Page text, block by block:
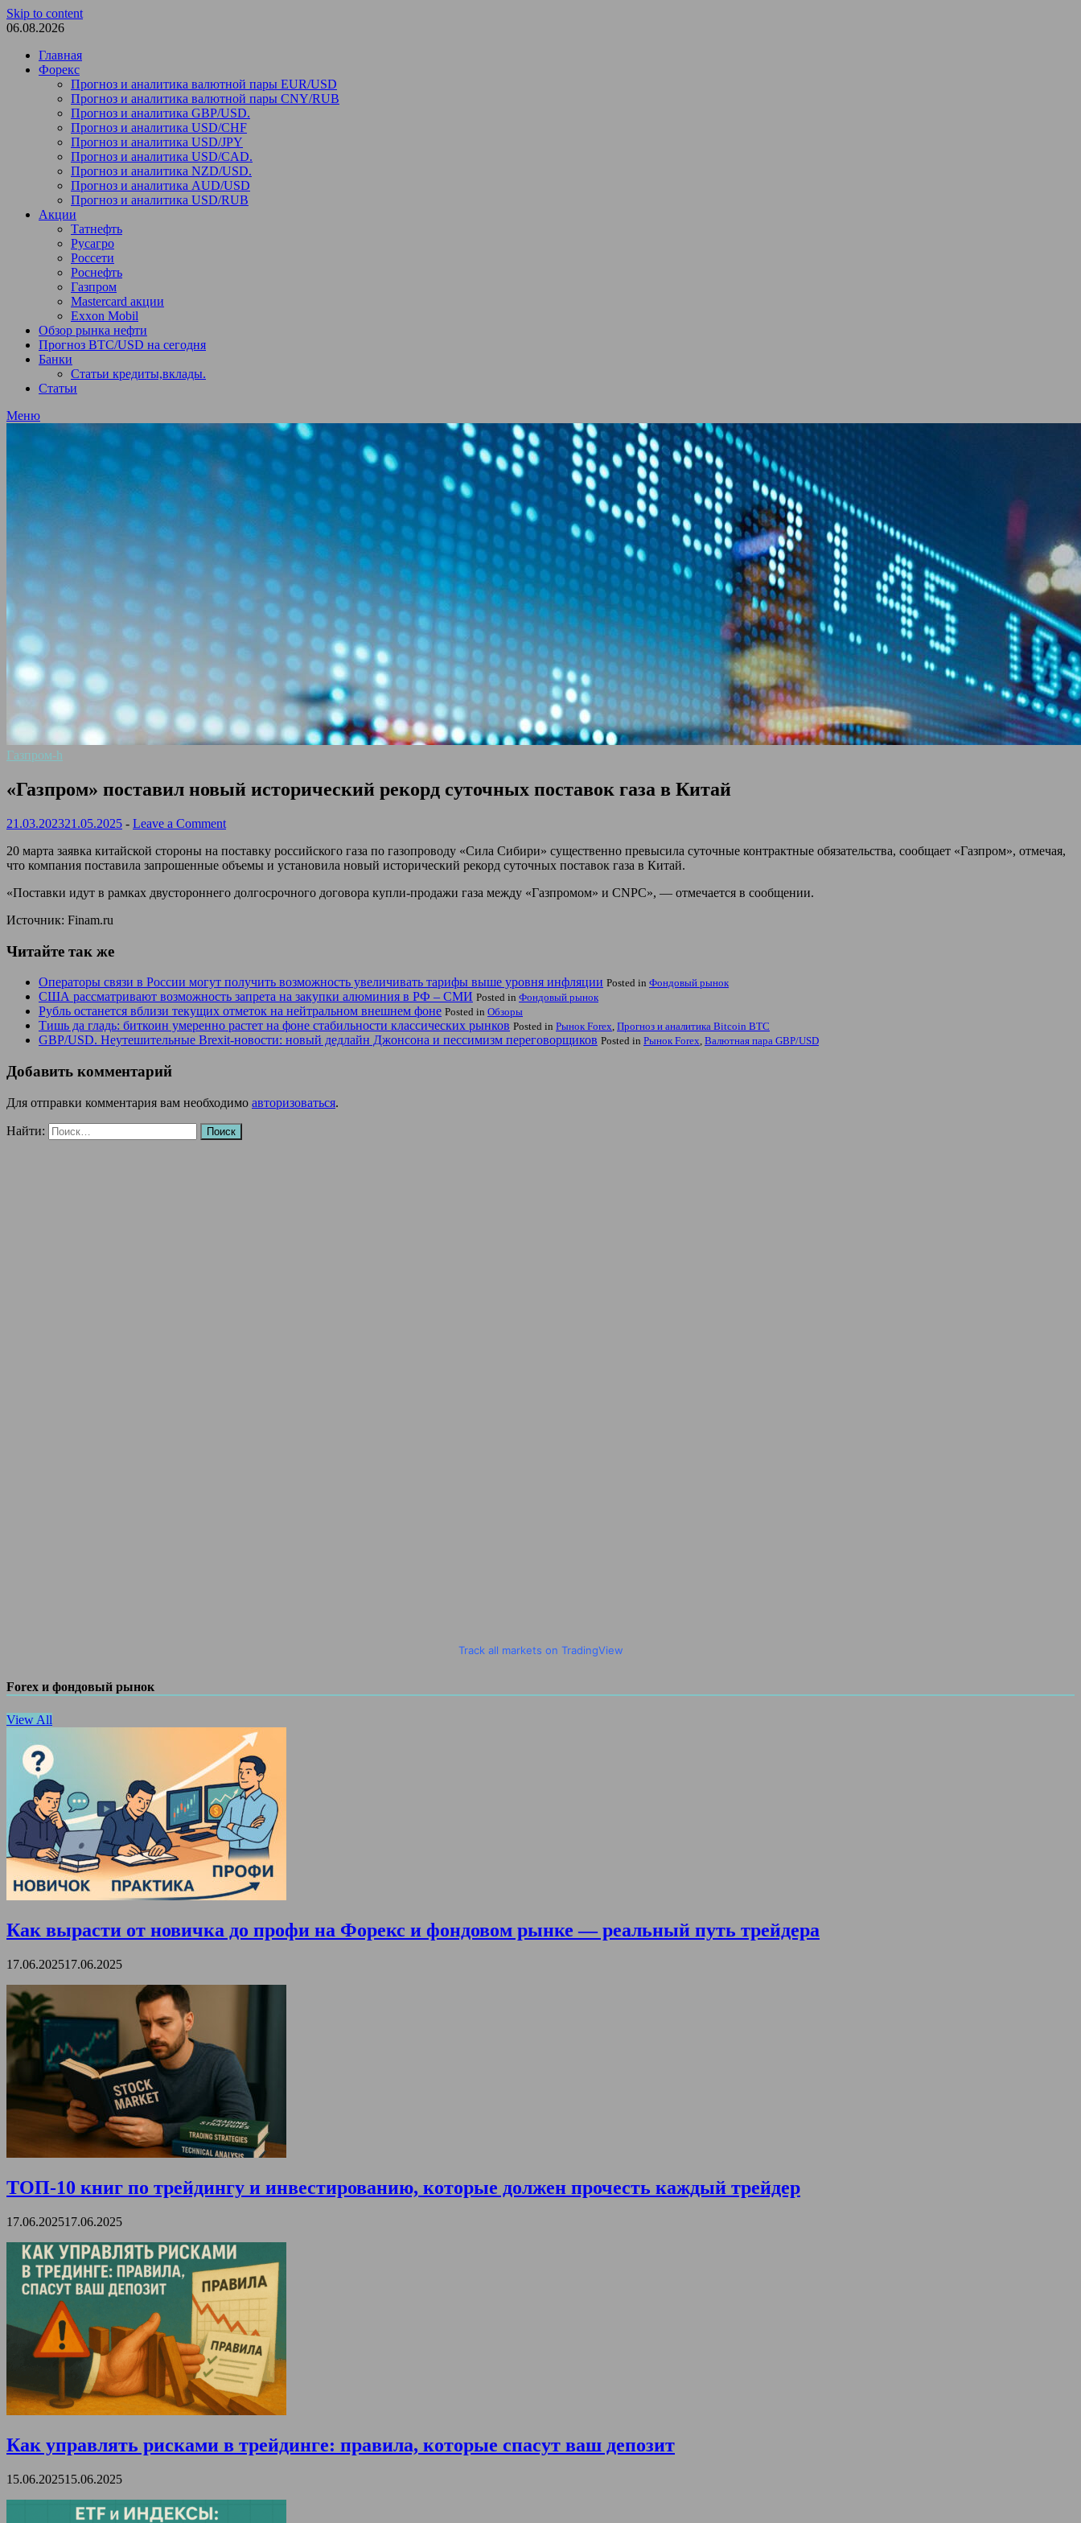
Skip to content
06.08.2026
Главная
Форекс
Прогноз и аналитика валютной пары EUR/USD
Прогноз и аналитика валютной пары CNY/RUB
Прогноз и аналитика GBP/USD.
Прогноз и аналитика USD/CHF
Прогноз и аналитика USD/JPY
Прогноз и аналитика USD/CAD.
Прогноз и аналитика NZD/USD.
Прогноз и аналитика AUD/USD
Прогноз и аналитика USD/RUB
Акции
Татнефть
Русагро
Россети
Роснефть
Газпром
Mastercard акции
Exxon Mobil
Обзор рынка нефти
Прогноз BTC/USD на сегодня
Банки
Статьи кредиты,вклады.
Статьи
Меню
Газпром-h
«Газпром» поставил новый исторический рекорд суточных поставок газа в Китай
21.03.202321.05.2025 - Leave a Comment
20 марта заявка китайской стороны на поставку российского газа по газопроводу «Сила Сибири» существенно превысила суточные контрактные обязательства, сообщает «Газпром», отмечая,
что компания поставила запрошенные объемы и установила новый исторический рекорд суточных поставок газа в Китай.
«Поставки идут в рамках двустороннего долгосрочного договора купли-продажи газа между «Газпромом» и CNPC», — отмечается в сообщении.
Источник: Finam.ru
Читайте так же
Операторы связи в России могут получить возможность увеличивать тарифы выше уровня инфляции Posted in Фондовый рынок
США рассматривают возможность запрета на закупки алюминия в РФ – СМИ Posted in Фондовый рынок
Рубль останется вблизи текущих отметок на нейтральном внешнем фоне Posted in Обзоры
Тишь да гладь: биткоин умеренно растет на фоне стабильности классических рынков Posted in Рынок Forex, Прогноз и аналитика Bitcoin BTC
GBP/USD. Неутешительные Brexit-новости: новый дедлайн Джонсона и пессимизм переговорщиков Posted in Рынок Forex, Валютная пара GBP/USD
Добавить комментарий
Для отправки комментария вам необходимо авторизоваться.
Найти:
Track all markets on TradingView
Forex и фондовый рынок
View All
Как вырасти от новичка до профи на Форекс и фондовом рынке — реальный путь трейдера
17.06.202517.06.2025
ТОП-10 книг по трейдингу и инвестированию, которые должен прочесть каждый трейдер
17.06.202517.06.2025
Как управлять рисками в трейдинге: правила, которые спасут ваш депозит
15.06.202515.06.2025